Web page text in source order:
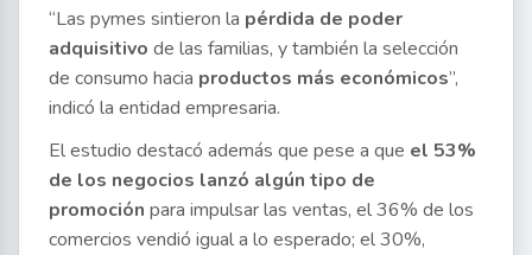
“Las pymes sintieron la pérdida de poder
adquisitivo de las familias, y también la selección
de consumo hacia productos más económicos”,
indicó la entidad empresaria.
El estudio destacó además que pese a que el 53%
de los negocios lanzó algún tipo de
promoción para impulsar las ventas, el 36% de los
comercios vendió igual a lo esperado; el 30%,